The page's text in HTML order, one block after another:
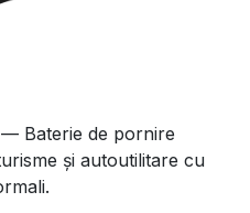
— Baterie de pornire
și autoutilitare cu